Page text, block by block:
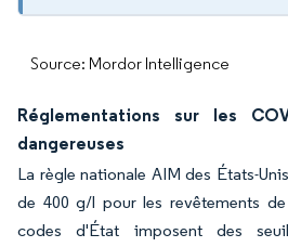
Source: Mordor Intelligence
Réglementations sur les
dangereuses
La règle nationale AIM des États-
de 400 g/l pour les revêtements
codes d'État imposent des